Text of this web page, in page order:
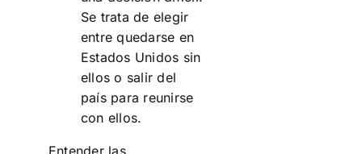
Se trata de elegir
entre quedarse en
Estados Unidos sin
ellos o salir del
país para reunirse
con ellos.
Entender las